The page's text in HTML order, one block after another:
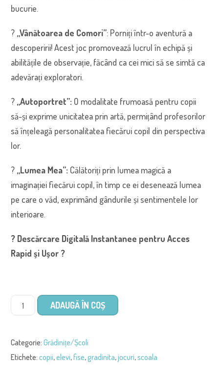
bucurie.
? „Vânătoarea de Comori”: Porniți într-o aventură a
descoperirii! Acest joc promovează lucrul în echipă și
abilitățile de observație, făcând ca cei mici să se simtă ca
adevărați exploratori.
? „Autoportret”: O modalitate frumoasă pentru copii
să-și exprime unicitatea prin artă, permițând profesorilor
să înțeleagă personalitatea fiecărui copil din perspectiva
lor.
? „Lumea Mea”: Călătoriți prin lumea magică a
imaginației fiecărui copil, în timp ce ei desenează lumea
pe care o văd, exprimând gândurile și sentimentele lor
interioare.
? Descărcare Digitală Instantanee pentru Acces
Rapid și Ușor ?
ADAUGĂ ÎN COȘ
Categorie:Grădinițe/Școli
Etichete:copii,elevi,fise,gradinita,jocuri,scoala